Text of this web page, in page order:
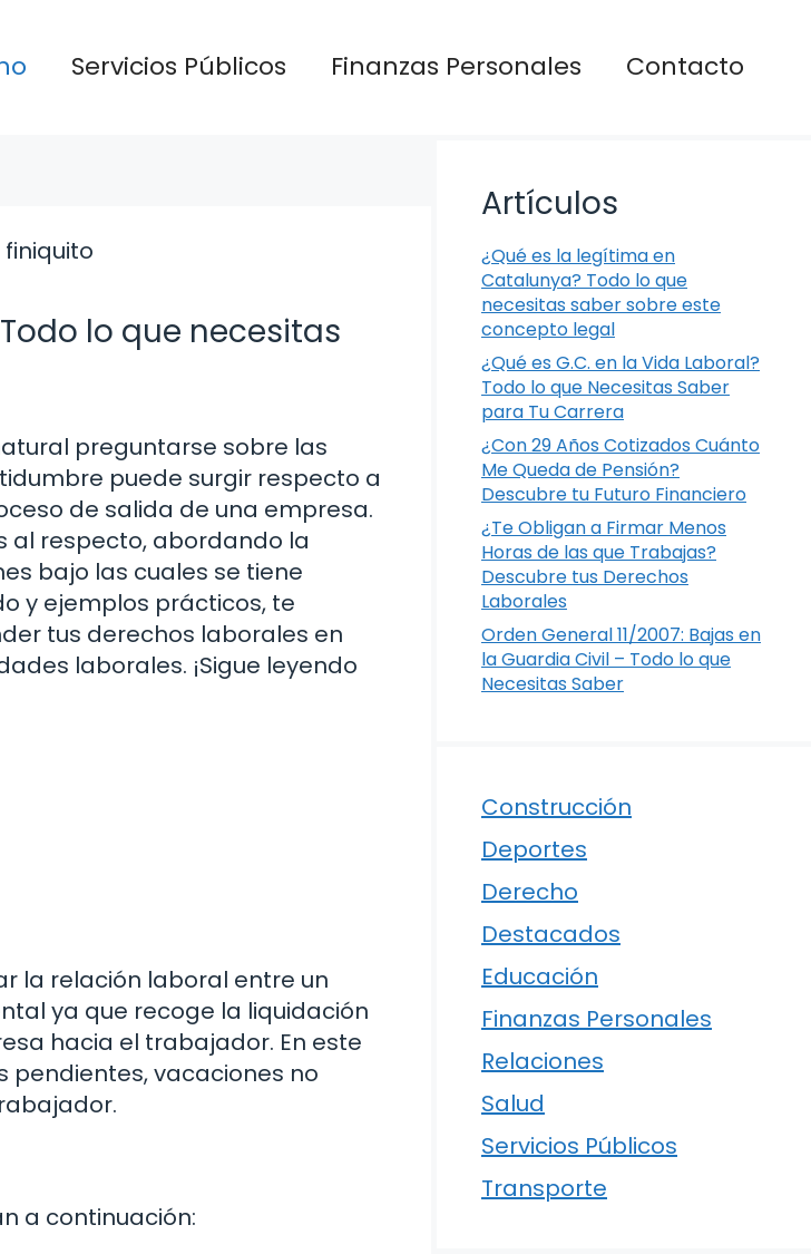
Servicios Públicos Finanzas Personales Contacto
lo que necesitas
preguntarse sobre las
puede surgir respecto a
de salida de una empresa.
al respecto, abordando la
bajo las cuales se tiene
y ejemplos prácticos, te
tus derechos laborales en
laborales. ¡Sigue leyendo
la relación laboral entre un
ya que recoge la liquidación
hacia el trabajador. En este
pendientes, vacaciones no
a continuación:
Artículos
¿Qué es la legítima en
Catalunya? Todo lo que
necesitas saber sobre este
concepto legal
¿Qué es G.C. en la Vida Laboral?
Todo lo que Necesitas Saber
para Tu Carrera
¿Con 29 Años Cotizados Cuánto
Me Queda de Pensión?
Descubre tu Futuro Financiero
¿Te Obligan a Firmar Menos
Horas de las que Trabajas?
Descubre tus Derechos
Laborales
Orden General 11/2007: Bajas en
la Guardia Civil – Todo lo que
Necesitas Saber
Construcción
Deportes
Derecho
Destacados
Educación
Finanzas Personales
Relaciones
Salud
Servicios Públicos
Transporte